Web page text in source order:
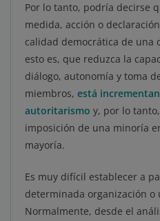
Por lo tanto, podría decirse
medida, acción o
calidad democrática de una
esto es, que reduzca la
diálogo, autonomía y toma
miembros, está
autoritarismo y, por lo
imposición de una minoría
mayoría.
Es muy difícil establecer a
determinada organización o
Normalmente, desde el